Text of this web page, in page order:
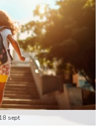
18 sept